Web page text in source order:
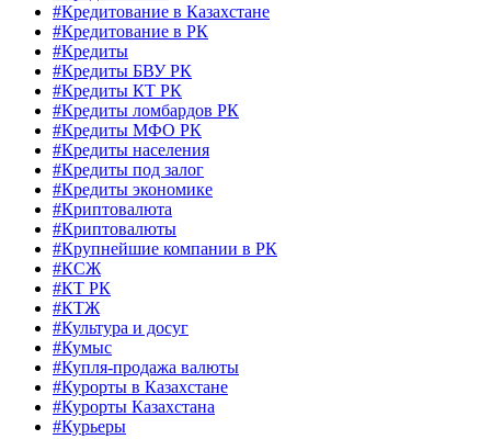
#Кредитование в Казахстане
#Кредитование в РК
#Кредиты
#Кредиты БВУ РК
#Кредиты КТ РК
#Кредиты ломбардов РК
#Кредиты МФО РК
#Кредиты населения
#Кредиты под залог
#Кредиты экономике
#Криптовалюта
#Криптовалюты
#Крупнейшие компании в РК
#КСЖ
#КТ РК
#КТЖ
#Культура и досуг
#Кумыс
#Купля-продажа валюты
#Курорты в Казахстане
#Курорты Казахстана
#Курьеры